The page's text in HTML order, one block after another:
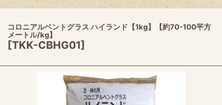
コロニアルベントグラス ハイランド【1kg】【約70-100平方
メートル/kg】
[TKK-CBHG01]